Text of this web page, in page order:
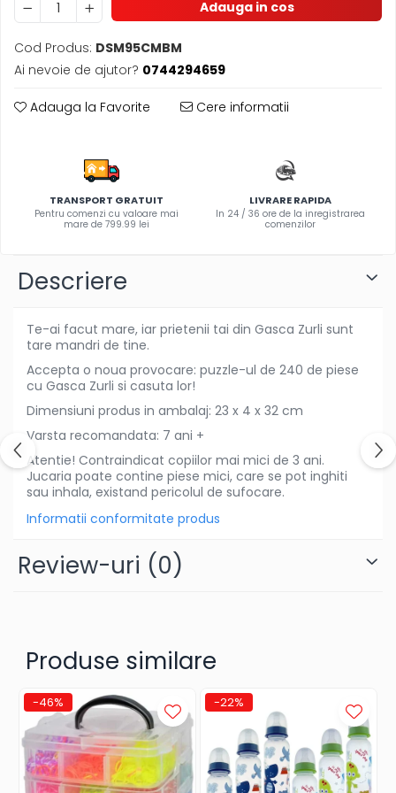
Olite si reductoare WC
Ulei de corp copii
Tampoane pentru San
Ateliere si bancuri de lucru
Bucatarii copii
Cuburi si caramizi
jucarie
Figurine
Frumusete, bijuterii si accesorii
fetite
Instrumente muzicale de jucarie
Jocuri de societate
Jucarii de plus
Masinute
Papusi
Set joaca doctor
Set joaca supermarket
Seturi de constructie
Utilaje constructie de jucarie
Adauga in cos
Cod Produs: DSM95CMBM
Ai nevoie de ajutor? 0744294659
Adauga la Favorite Cere informatii
TRANSPORT GRATUIT
Pentru comenzi cu valoare mai
mare de 799.99 lei
LIVRARE RAPIDA
In 24 / 36 ore de la inregistrarea
comenzilor
Descriere
Te-ai facut mare, iar prietenii tai din Gasca Zurli sunt
tare mandri de tine.
Accepta o noua provocare: puzzle-ul de 240 de piese
cu Gasca Zurli si casuta lor!
Dimensiuni produs in ambalaj: 23 x 4 x 32 cm
Varsta recomandata: 7 ani +
Atentie! Contraindicat copiilor mai mici de 3 ani.
Jucaria poate contine piese mici, care se pot inghiti
sau inhala, existand pericolul de sufocare.
Informatii conformitate produs
Review-uri (0)
Produse similare
-46% -22%